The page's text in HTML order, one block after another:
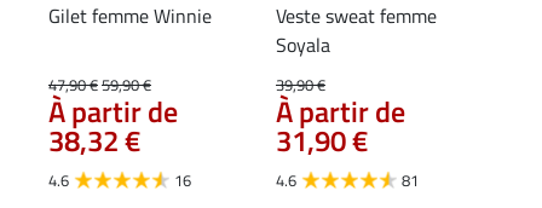
Gilet femme Winnie
47,90 €59,90 €
À partir de
38,32 €
4.6 16
Veste sweat femme
Soyala
39,90 €
À partir de
31,90 €
4.6 81